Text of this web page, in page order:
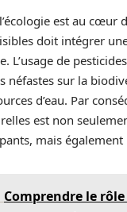
est au cœur
doit intégrer
L’usage de
néfastes sur la
d’eau. Par
est non
mais également
Comprendre le